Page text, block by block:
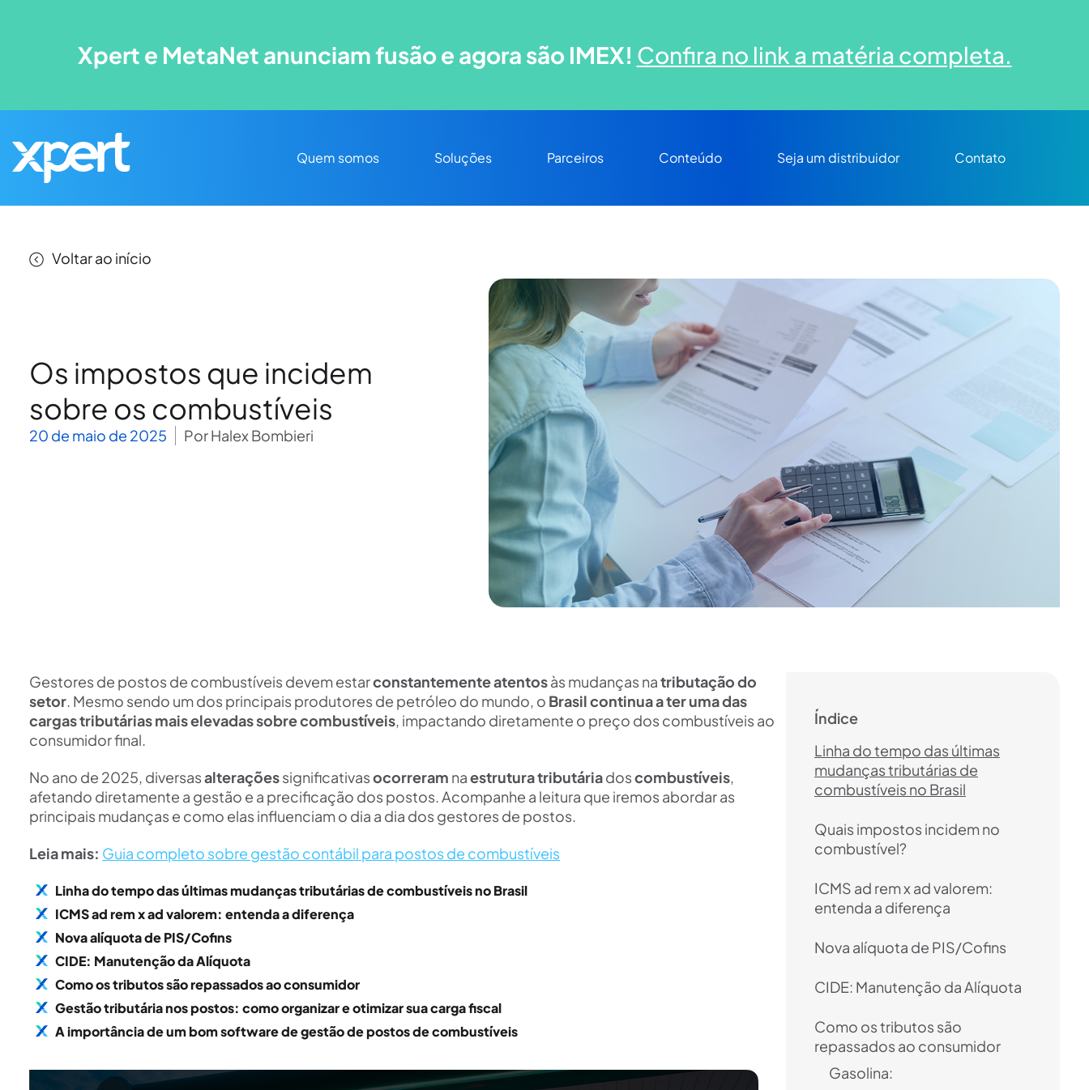
Xpert e MetaNet anunciam fusão e agora são IMEX! Confira no link a matéria completa.
Quem somos Soluções Parceiros Conteúdo Seja um distribuidor Contato
Voltar ao início
Os impostos que incidem
sobre os combustíveis
20 de maio de 2025 PorHalex Bombieri
Gestores de postos de combustíveis devem estarconstantemente atentosàs mudanças natributação do
setor. Mesmo sendo um dos principais produtores de petróleo do mundo, o Brasil continua a ter uma das
cargas tributárias mais elevadas sobre combustíveis, impactando diretamente o preço dos combustíveis ao
consumidor final.
No ano de 2025, diversasalteraçõessignificativasocorreram naestrutura tributáriadoscombustíveis,
afetando diretamente a gestão e a precificação dos postos. Acompanhe a leitura que iremos abordar as
principais mudanças e como elas influenciam o dia a dia dos gestores de postos.
Leia mais: Guia completo sobre gestão contábil para postos de combustíveis
Linha do tempo das últimas mudanças tributárias de combustíveis no Brasil
ICMS ad rem x ad valorem: entenda a diferença
Nova alíquota de PIS/Cofins
CIDE: Manutenção da Alíquota
Como os tributos são repassados ao consumidor
Gestão tributária nos postos: como organizar e otimizar sua carga fiscal
A importância de um bom software de gestão de postos de combustíveis
Índice
Linha do tempo das últimas
mudanças tributárias de
combustíveis no Brasil
Quais impostos incidem no
combustível?
ICMS ad rem x ad valorem:
entenda a diferença
Nova alíquota de PIS/Cofins
CIDE: Manutenção da Alíquota
Como os tributos são
repassados ao consumidor
Gasolina: